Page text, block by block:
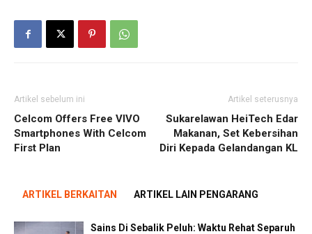
Artikel sebelum ini
Celcom Offers Free VIVO
Smartphones With Celcom
First Plan
Artikel seterusnya
Sukarelawan HeiTech Edar
Makanan, Set Kebersihan
Diri Kepada Gelandangan KL
ARTIKEL BERKAITAN ARTIKEL LAIN PENGARANG
Sains Di Sebalik Peluh: Waktu Rehat Separuh